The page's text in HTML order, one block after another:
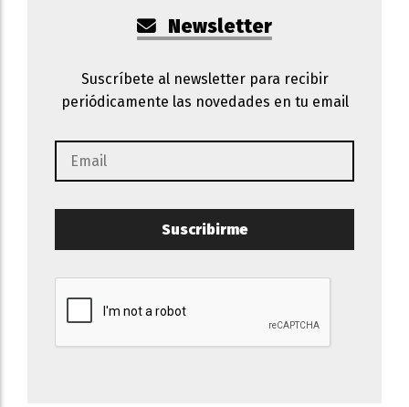
Newsletter
Suscríbete al newsletter para recibir
periódicamente las novedades en tu email
Suscribirme